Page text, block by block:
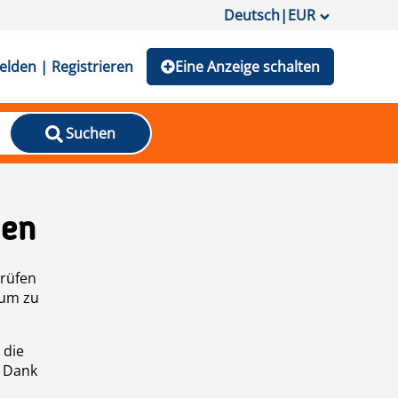
Deutsch|EUR
| Registrieren Eine Anzeige schalten
Suchen
zu
die